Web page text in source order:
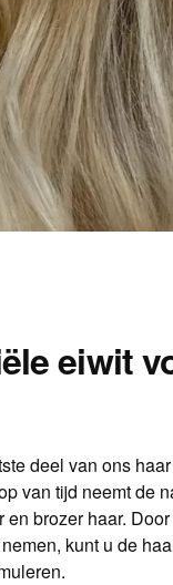
eiwit
deel van ons
van tijd neemt de
brozer haar.
kunt u de